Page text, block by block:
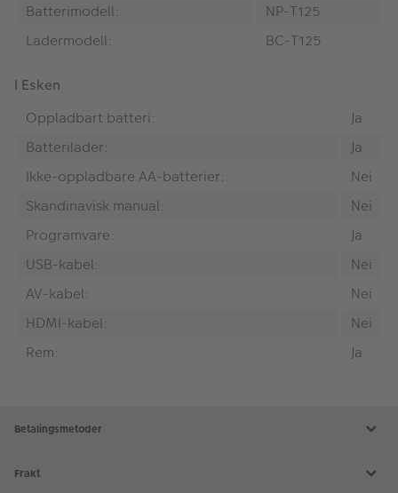
Batterimodell:
NP-T125
Ladermodell:
BC-T125
I Esken
Oppladbart batteri:
Ja
Batterilader:
Ja
Ikke-oppladbare AA-batterier:
Nei
Skandinavisk manual:
Nei
Programvare:
Ja
USB-kabel:
Nei
AV-kabel:
Nei
HDMI-kabel:
Nei
Rem:
Ja
Betalingsmetoder
Frakt